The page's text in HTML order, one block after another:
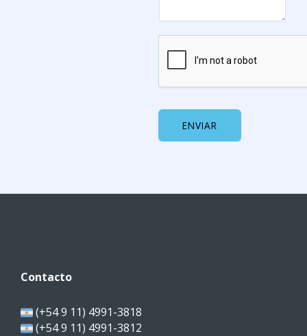
ENVIAR
Contacto
(+54 9 11) 4991-3818
(+54 9 11) 4991-3812